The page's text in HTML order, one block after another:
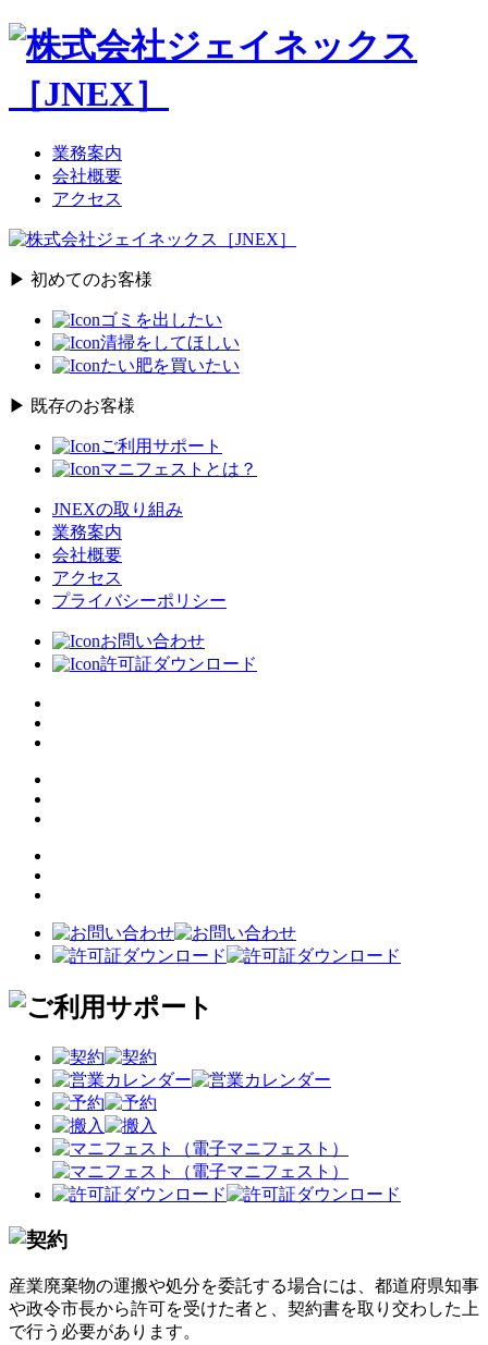
業務案内
会社概要
アクセス
▶ 初めてのお客様
ゴミを出したい
清掃をしてほしい
たい肥を買いたい
▶ 既存のお客様
ご利用サポート
マニフェストとは？
JNEXの取り組み
業務案内
会社概要
アクセス
プライバシーポリシー
お問い合わせ
許可証ダウンロード
産業廃棄物の運搬や処分を委託する場合には、都道府県知事
や政令市長から許可を受けた者と、契約書を取り交わした上
で行う必要があります。